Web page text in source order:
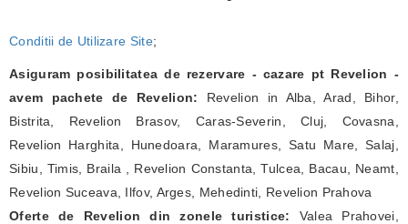
Conditii de Utilizare Site;
Asiguram posibilitatea de rezervare - cazare pt Revelion -
avem pachete de Revelion: Revelion in Alba, Arad, Bihor,
Bistrita, Revelion Brasov, Caras-Severin, Cluj, Covasna,
Revelion Harghita, Hunedoara, Maramures, Satu Mare, Salaj,
Sibiu, Timis, Braila , Revelion Constanta, Tulcea, Bacau, Neamt,
Revelion Suceava, Ilfov, Arges, Mehedinti, Revelion Prahova
Oferte de Revelion din zonele turistice: Valea Prahovei,